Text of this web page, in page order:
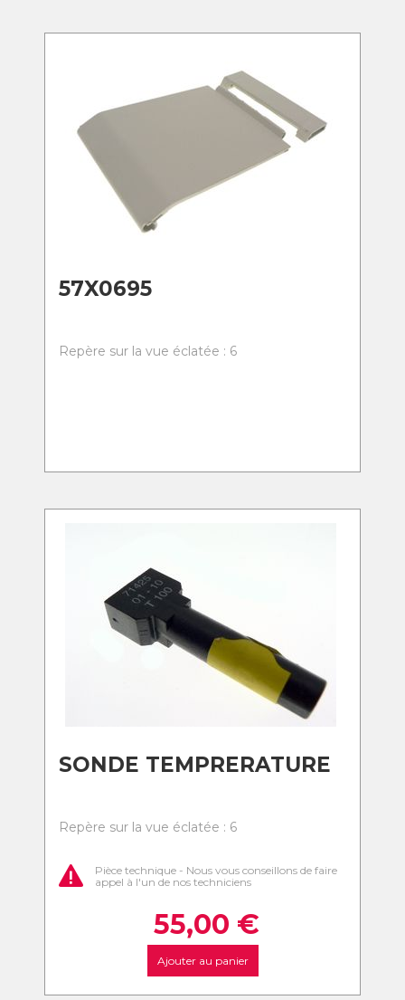
57X0695
Repère sur la vue éclatée : 6
SONDE TEMPRERATURE
Repère sur la vue éclatée : 6
Pièce technique - Nous vous conseillons de faire
appel à l'un de nos techniciens
55,00 €
Ajouter au panier